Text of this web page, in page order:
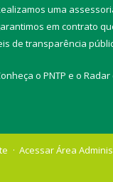
uma
em contrato
de transparência
o PNTP e o Radar
Acessar Área